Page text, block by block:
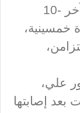
خلال الأسبوع الجاري أصيب طفل آخر -10
علي،
عاما، توفيت بعد إصابتها